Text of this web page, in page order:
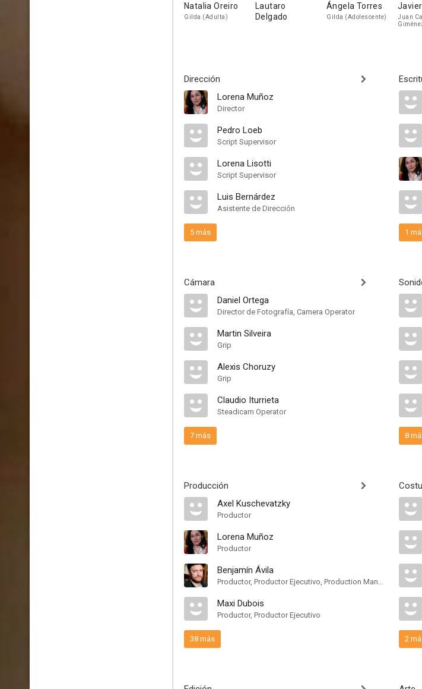
Natalia Oreiro
Gilda (Adulta)
Lautaro
Delgado
Ángela Torres
Gilda (Adolescente)
Juan
Dirección
Lorena Muñoz
Director
Pedro Loeb
Script Supervisor
Lorena Lisotti
Script Supervisor
Luis Bernárdez
Asistente de Dirección
5 más
Cámara
Daniel Ortega
Director de Fotografía, Camera Operator
Martin Silveira
Grip
Alexis Choruzy
Grip
Claudio Iturrieta
Steadicam Operator
7 más
Producción
Axel Kuschevatzky
Productor
Lorena Muñoz
Productor
Benjamín Ávila
Productor, Productor Ejecutivo, Production Manager
Maxi Dubois
Productor, Productor Ejecutivo
38 más
1
8
2